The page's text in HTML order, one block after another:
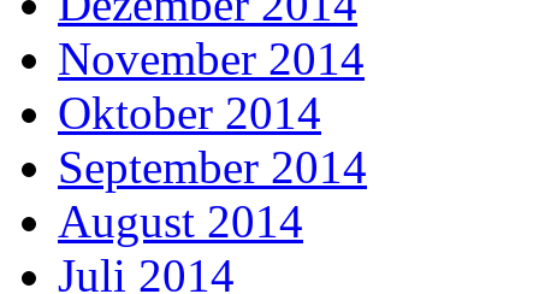
November 2014
Oktober 2014
September 2014
August 2014
Juli 2014